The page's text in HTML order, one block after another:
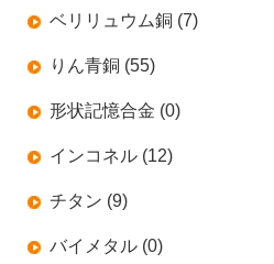
ベリリュウム銅 (7)
りん青銅 (55)
形状記憶合金 (0)
インコネル (12)
チタン (9)
バイメタル (0)